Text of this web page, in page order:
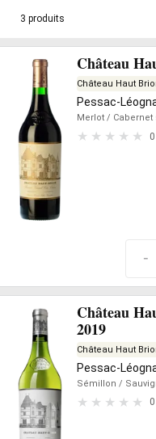
3 produits
Château
Château Haut
Pessac-
Merlot / Cabernet
-
Château
2019
Château Haut
Pessac-
Sémillon /